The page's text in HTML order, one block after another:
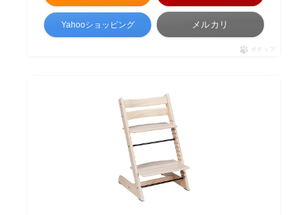
Yahooショッピング メルカリ
ポチップ